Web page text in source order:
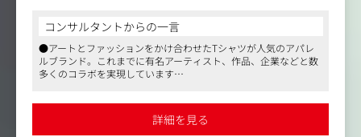
＜具体的には...＞
・同社IPの認知拡大、ファン獲得、人気化のための育成プ
ランの立案と企画／実行／検証／改善
・同社IPのSNSアカウント企画／運用
・その他、革新的なマーケティング施策の立案と運用
・ブランドと自社IPを世の中に広めることをミッションと
コンサルタントからの一言
●アートとファッションをかけ合わせたTシャツが人気のアパレ
ルブランド。これまでに有名アーティスト、作品、企業などと数
多くのコラボを実現しています
●著名な作家と直接交渉をし、ファンが喜ぶものをつくり上げる
やりがいのあるポジションです詳細を見る